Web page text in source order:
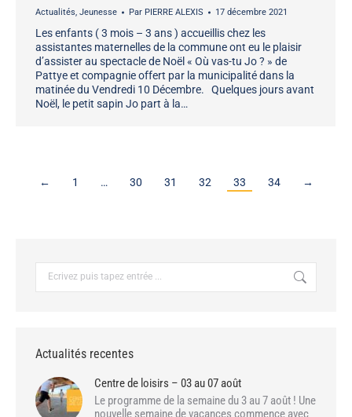
Actualités, Jeunesse Par PIERRE ALEXIS 17 décembre 2021
Les enfants ( 3 mois – 3 ans ) accueillis chez les
assistantes maternelles de la commune ont eu le plaisir
d’assister au spectacle de Noël « Où vas-tu Jo ? » de
Pattye et compagnie offert par la municipalité dans la
matinée du Vendredi 10 Décembre. Quelques jours avant
Noël, le petit sapin Jo part à la…
← 1 … 30 31 32 33 34 →
Actualités recentes
Centre de loisirs – 03 au 07 août
Le programme de la semaine du 3 au 7 août ! Une
nouvelle semaine de vacances commence avec